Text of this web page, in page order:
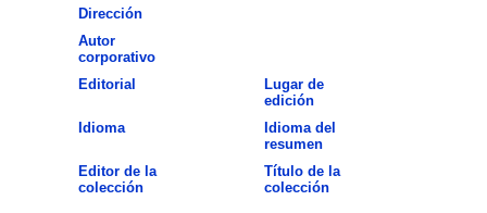
Dirección
Autor
corporativo
Editorial
Lugar de
edición
Idioma
Idioma del
resumen
Editor de la
colección
Título de la
colección